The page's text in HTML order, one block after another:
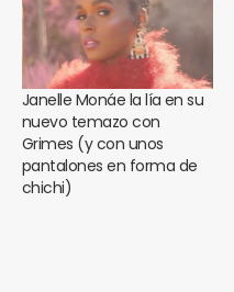
Janelle Monáe la lía en su
nuevo temazo con
Grimes (y con unos
pantalones en forma de
chichi)